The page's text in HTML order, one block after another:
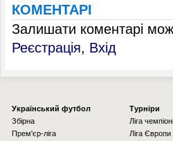
КОМЕНТАРІ
Залишати коментарі
Реєстрація, Вхід
Українcький футбол
Збірна
Прем'єр-ліга
Турніри
Ліга
Ліга Європи